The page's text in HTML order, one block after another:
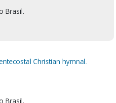
Brasil.
Christian hymnal.
Brasil.